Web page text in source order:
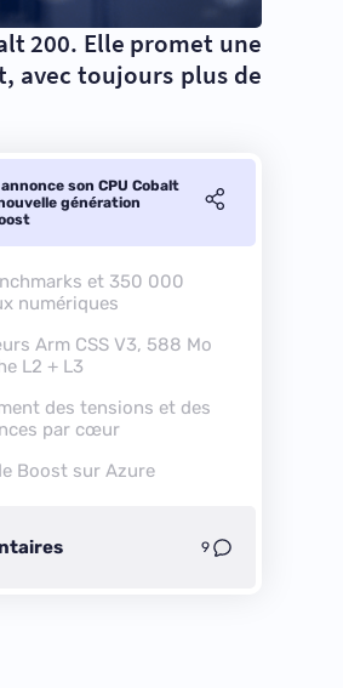
200. Elle promet une
avec toujours plus de
son CPU Cobalt
génération
et 350 000
numériques
Arm CSS V3, 588 Mo
L2 + L3
des tensions et des
par cœur
Boost sur Azure
9